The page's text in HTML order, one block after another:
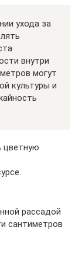
ухода за
внутри
могут
культуры и
цветную
рассадой
сантиметров